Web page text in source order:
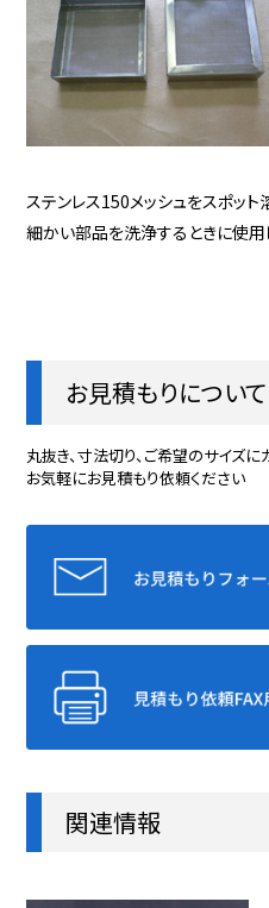
ステンレス150メッシュをスポット
細かい部品を洗浄するときに使用
お見積もりについて
丸抜き、寸法切り、ご希望のサイズに
お気軽にお見積もり依頼ください
関連情報